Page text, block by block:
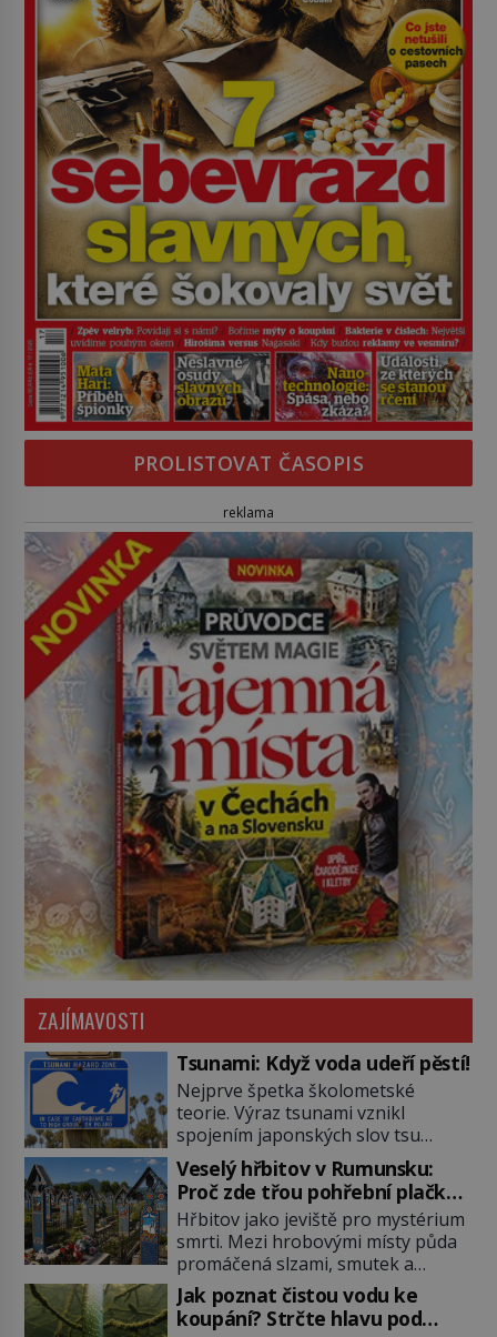
PROLISTOVAT ČASOPIS
reklama
ZAJÍMAVOSTI
Tsunami: Když voda udeří pěstí!
Nejprve špetka školometské
teorie. Výraz tsunami vznikl
spojením japonských slov tsu
(přístav) a nami (vlna). Jedná se o
dlouhou vlnu, která je na volném
moři takřka nepostřehnutelná.
Ačkoli je vlnová délka tsunami i 300
kilometrů, výška vlny na volném
moři je maximálně 1,5 metru.
Máme se podobné obří vlny obávat
i v Evropě? Vznik tsunami si […]
Veselý hřbitov v Rumunsku:
Proč zde třou pohřební plačky
bídu s nouzí?
Hřbitov jako jeviště pro mystérium
smrti. Mezi hrobovými místy půda
promáčená slzami, smutek a
vědomí konečnosti lidské existence.
Jsou ale výjimky, kde pohřební
plačky smutně žmoulají kapesníky
Jak poznat čistou vodu ke
koupání? Strčte hlavu pod